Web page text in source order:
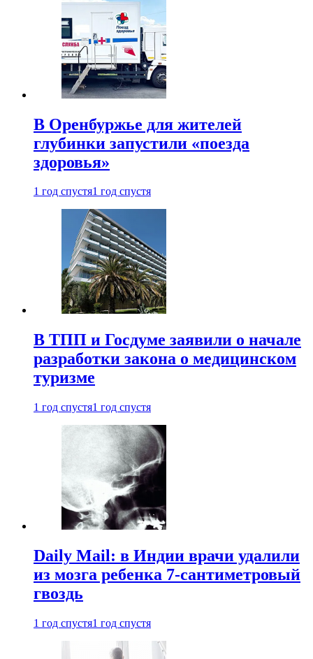
В Оренбуржье для жителей
глубинки запустили «поезда
здоровья»
1 год спустя1 год спустя
В ТПП и Госдуме заявили о начале
разработки закона о медицинском
туризме
1 год спустя1 год спустя
Daily Mail: в Индии врачи удалили
из мозга ребенка 7-сантиметровый
гвоздь
1 год спустя1 год спустя